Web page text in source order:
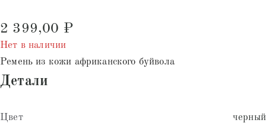
2 399,00 ₽
Нет в наличии
Ремень из кожи африканского буйвола
Детали
Цвет черный